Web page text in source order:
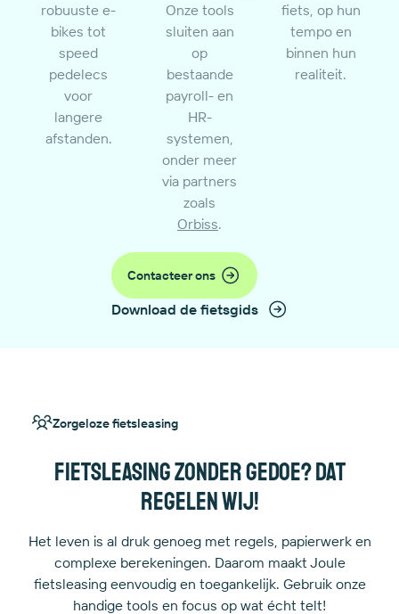
robuuste e-
bikes tot
speed
pedelecs
voor
langere
afstanden.
Onze tools
sluiten aan
op
bestaande
payroll- en
HR-
systemen,
onder meer
via partners
zoals
Orbiss.
fiets, op hun
tempo en
binnen hun
realiteit.
Contacteer ons
Download de fietsgids
Zorgeloze fietsleasing
Fietsleasing zonder gedoe? Dat
regelen wij!
Het leven is al druk genoeg met regels, papierwerk en
complexe berekeningen. Daarom maakt Joule
fietsleasing eenvoudig en toegankelijk. Gebruik onze
handige tools en focus op wat écht telt!